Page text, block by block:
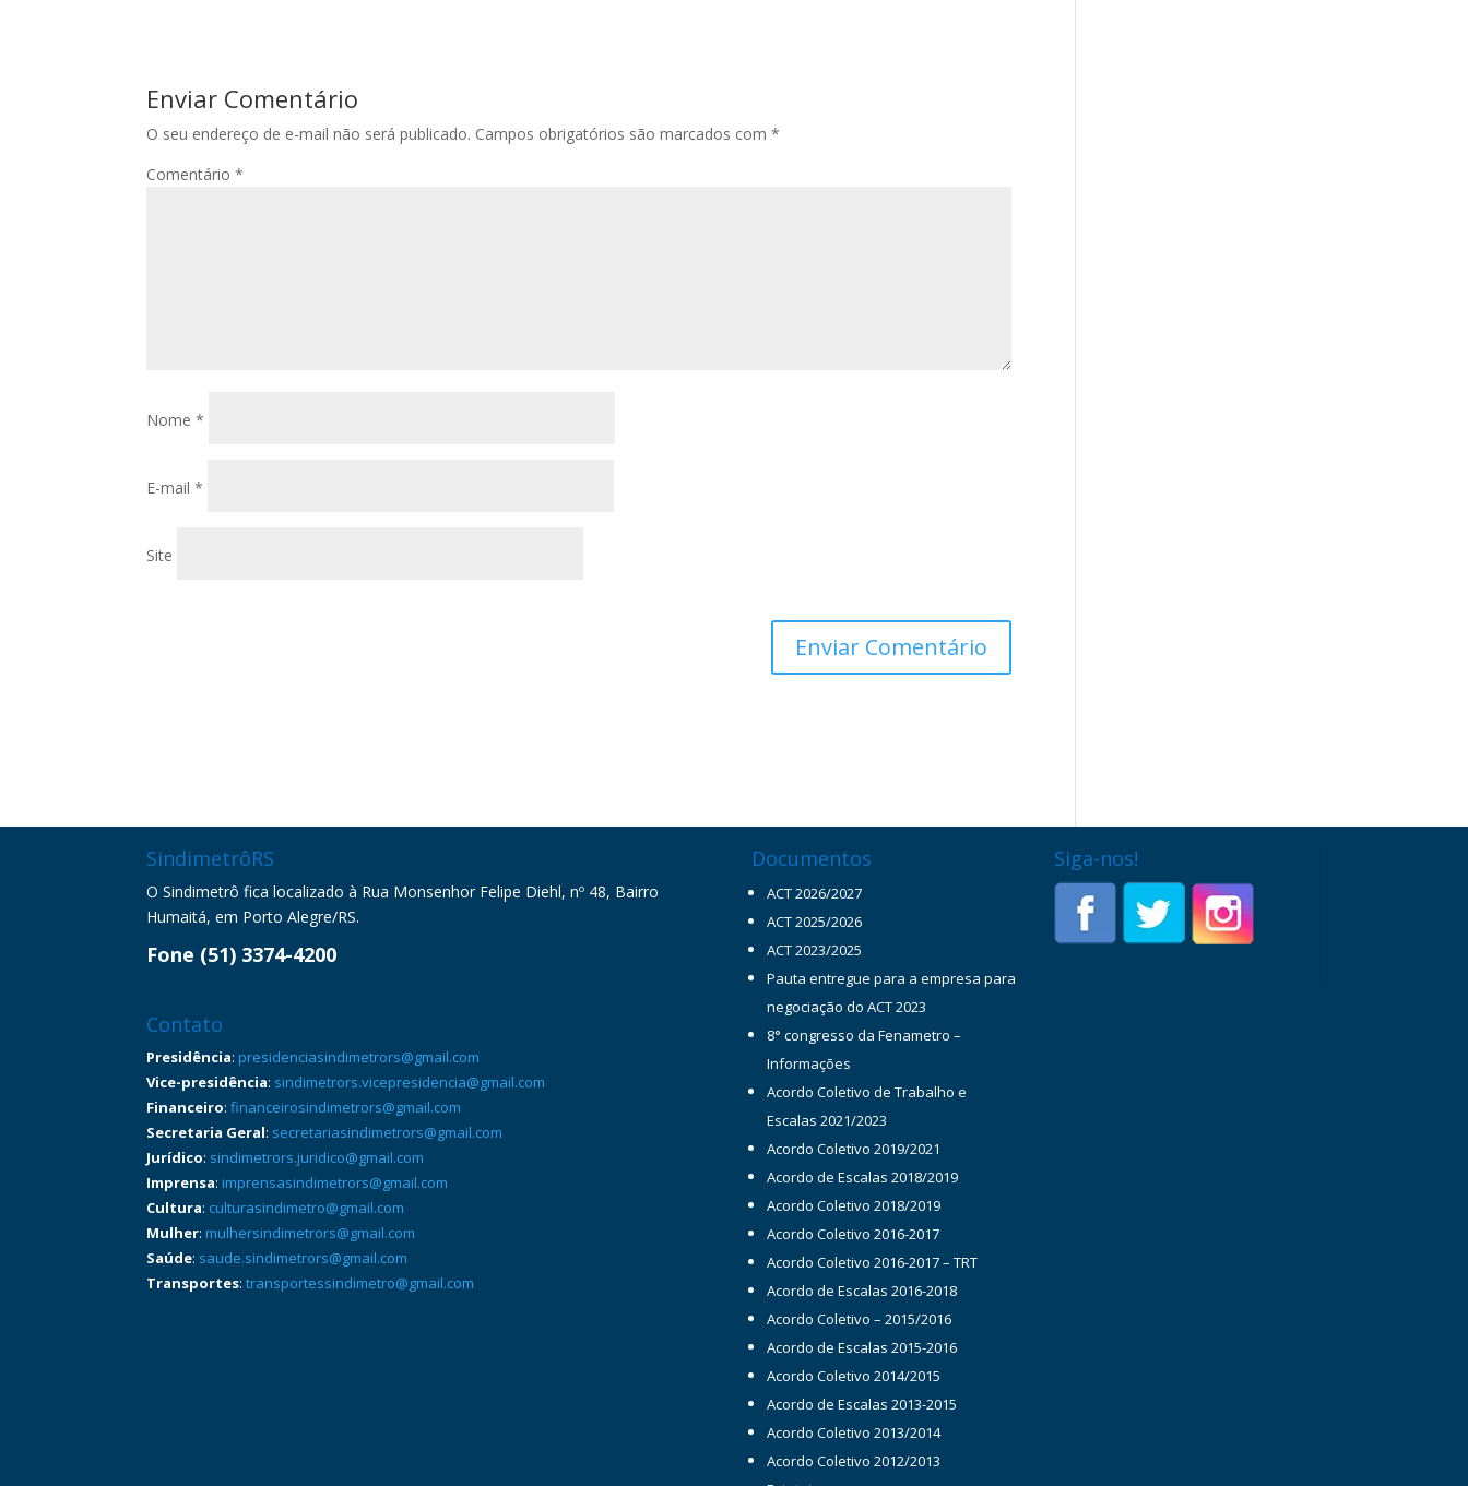
Enviar Comentário
O seu endereço de e-mail não será publicado. Campos obrigatórios são marcados com*
Comentário*
Nome*
E-mail*
Site
SindimetrôRS
O Sindimetrô fica localizado à Rua Monsenhor Felipe Diehl, nº 48, Bairro
Humaitá, em Porto Alegre/RS.
Fone (51) 3374-4200
Contato
Presidência: presidenciasindimetrors@gmail.com
Vice-presidência: sindimetrors.vicepresidencia@gmail.com
Financeiro:financeirosindimetrors@gmail.com
Secretaria Geral: secretariasindimetrors@gmail.com
Jurídico: sindimetrors.juridico@gmail.com
Imprensa: imprensasindimetrors@gmail.com
Cultura: culturasindimetro@gmail.com
Mulher: mulhersindimetrors@gmail.com
Saúde: saude.sindimetrors@gmail.com
Transportes:transportessindimetro@gmail.com
Documentos
ACT 2026/2027
ACT 2025/2026
ACT 2023/2025
Pauta entregue para a empresa para
negociação do ACT 2023
8° congresso da Fenametro –
Informações
Acordo Coletivo de Trabalho e
Escalas 2021/2023
Acordo Coletivo 2019/2021
Acordo de Escalas 2018/2019
Acordo Coletivo 2018/2019
Acordo Coletivo 2016-2017
Acordo Coletivo 2016-2017 – TRT
Acordo de Escalas 2016-2018
Acordo Coletivo – 2015/2016
Acordo de Escalas 2015-2016
Acordo Coletivo 2014/2015
Acordo de Escalas 2013-2015
Acordo Coletivo 2013/2014
Acordo Coletivo 2012/2013
Siga-nos!